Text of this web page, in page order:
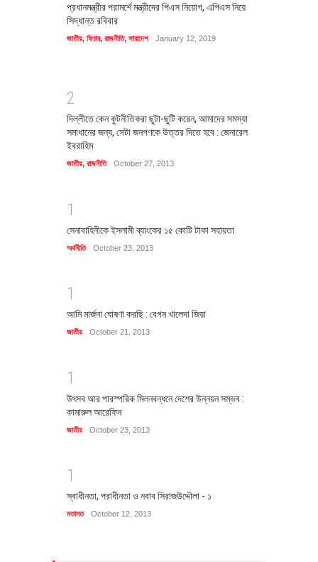
প্রধানমন্ত্রীর পরামর্শে মন্ত্রীদের পিএস নিয়োগ, এপিএস নিয়ে
সিদ্ধান্ত রবিবার
জাতীয়, ফিচার, রাজনীতি, সারাদেশ January 12, 2019
2
দিল্লীতে কেন কুটনীতিকরা ছুটা-ছুটি করেন, আমাদের সমস্যা
সমাধানের জন্য, সেটা জনগণকে উত্তর দিতে হবে : জেনারেল
ইবরাহিম
জাতীয়, রাজনীতি October 27, 2013
1
সেনাবাহিনীকে ইসলামী ব্যাংকের ১৫ কোটি টাকা সহায়তা
অর্থনীতি October 23, 2013
1
আমি মার্জনা ঘোষণা করছি : বেগম খালেদা জিয়া
জাতীয় October 21, 2013
1
উৎসব আর পারস্পরিক মিলনবন্ধনে দেশের উন্নয়ন সম্ভব :
কামারুল আরেফিন
জাতীয় October 23, 2013
1
স্বাধীনতা, পরাধীনতা ও নবাব সিরাজউদ্দৌলা - ১
মতামত October 12, 2013